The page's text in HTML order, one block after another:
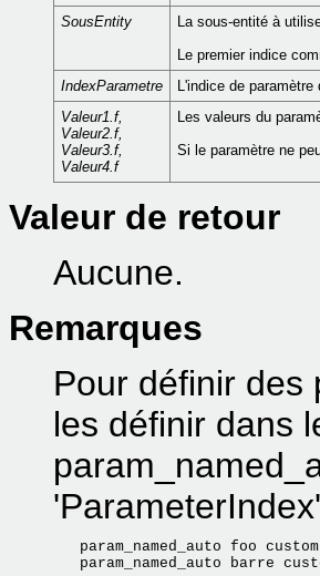
SousEntity
La sous-entité à
Le premier indice
IndexParametre
L'indice de
Valeur1.f,
Valeur2.f,
Valeur3.f,
Valeur4.f
Les valeurs du
Si le paramètre ne
Valeur de retour
Aucune.
Remarques
Pour définir des
les définir dans
param_named_auto foo